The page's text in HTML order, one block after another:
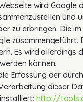
wird Google
und
zu erbringen. Die
zusammengeführt.
Es wird allerdings
können.
Erfassung der
dieser
http://